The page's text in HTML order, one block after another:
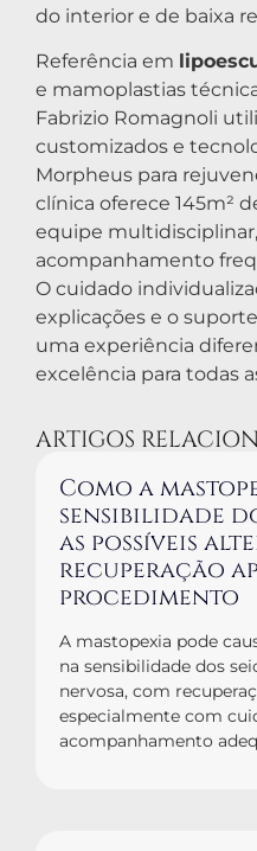
do interior e de baixa
Referência em
e mamoplastias
Fabrizio Romagnoli
customizados e
Morpheus para
clínica oferece 145m²
equipe
acompanhamento
O cuidado
explicações e o
uma experiência
excelência para todas
ARTIGOS
Como a
sensibilidade
as possíveis
recuperação
procedimento
A mastopexia pode
na sensibilidade dos
nervosa, com
especialmente com
acompanhamento